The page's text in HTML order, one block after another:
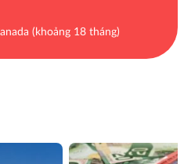
(khoảng 18 tháng)